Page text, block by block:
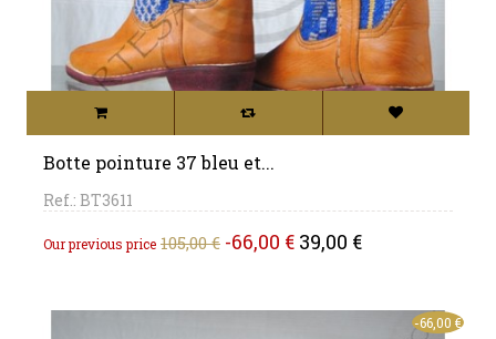
Botte pointure 37 bleu et...
Ref.: BT3611
Our previous price Regular
105,00 € -66,00 € Price
39,00 €
-66,00 €